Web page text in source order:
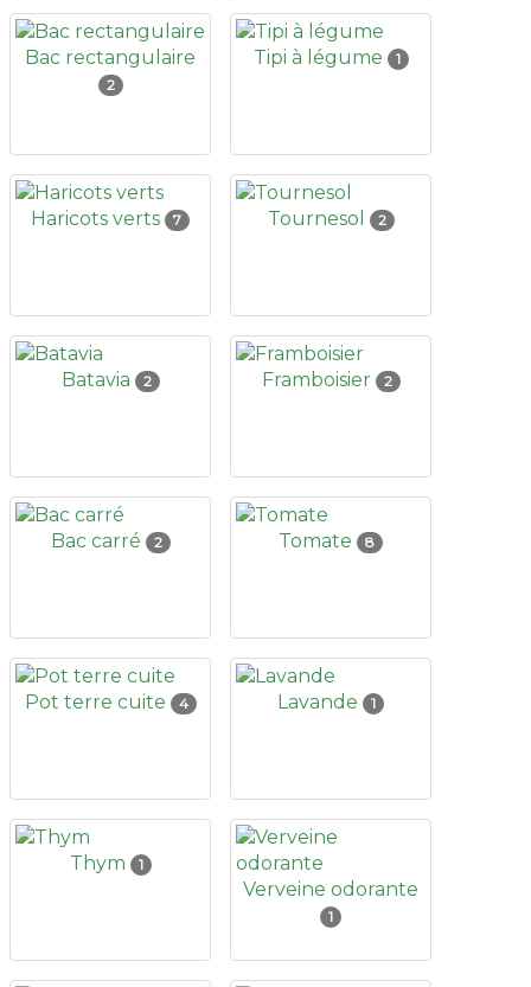
Bac rectangulaire
2
Tipi à légume 1
Haricots verts 7 Tournesol 2
Batavia 2 Framboisier 2
Bac carré 2 Tomate 8
Pot terre cuite 4 Lavande 1
Thym 1
Verveine odorante
1